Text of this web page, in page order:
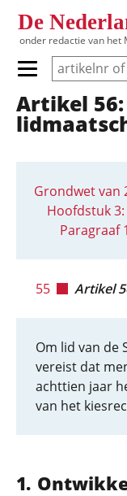
De
onder redactie van het
Primair menu
Hoofdnavigatie
Artikel
Grondwet van
Hoofdstuk
Paragraaf
55 Artikel
Om lid van de
vereist dat
achttien jaar
van het